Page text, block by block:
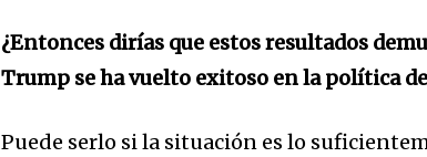
¿Entonces dirías que estos resultados
Trump se ha vuelto exitoso en la política de
Puede serlo si la situación es lo